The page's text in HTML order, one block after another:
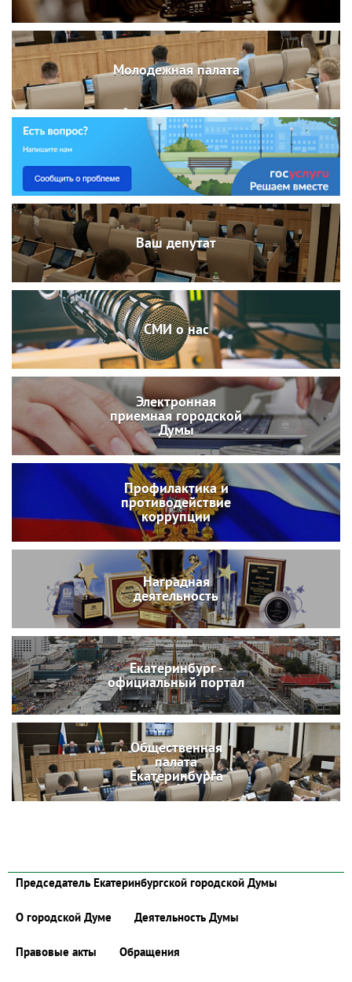
Молодежная палата
Ваш депутат
СМИ о нас
Электронная
приемная городской
Думы
Профилактика и
противодействие
коррупции
Наградная
деятельность
Екатеринбург -
официальный портал
Общественная
палата
Екатеринбурга
Председатель Екатеринбургской городской Думы
О городской Думе Деятельность Думы
Правовые акты Обращения